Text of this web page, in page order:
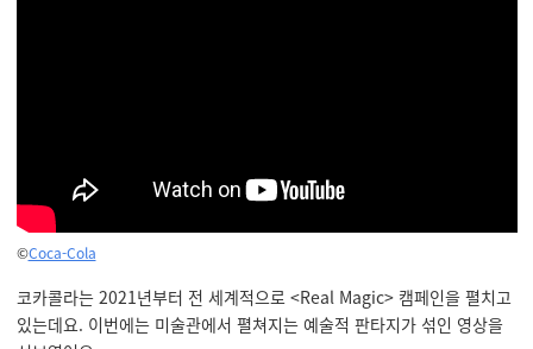
©Coca-Cola
코카콜라는 2021년부터 전 세계적으로 <Real Magic> 캠페인을 펼치고
있는데요. 이번에는 미술관에서 펼쳐지는 예술적 판타지가 섞인 영상을